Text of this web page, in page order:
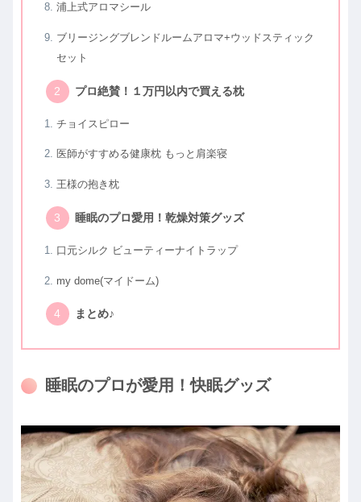
浦上式アロマシール
ブリージングブレンドルームアロマ+ウッドスティック
セット
プロ絶賛！１万円以内で買える枕
チョイスピロー
医師がすすめる健康枕 もっと肩楽寝
王様の抱き枕
睡眠のプロ愛用！乾燥対策グッズ
口元シルク ビューティーナイトラップ
my dome(マイドーム)
まとめ♪
睡眠のプロが愛用！快眠グッズ